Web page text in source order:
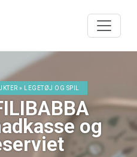
» LEGETØJ OG SPIL
og